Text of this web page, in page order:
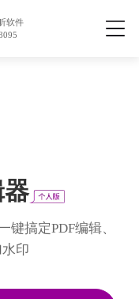
软件
键搞定PDF编辑、
印